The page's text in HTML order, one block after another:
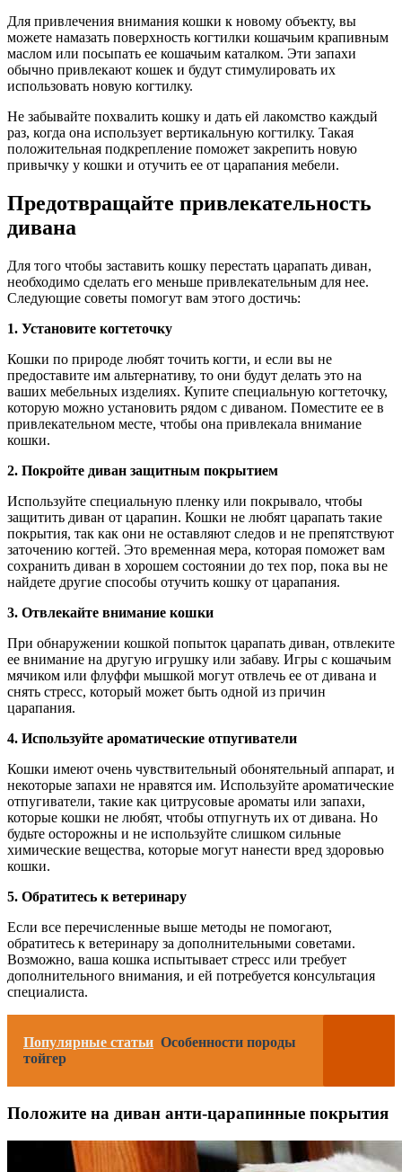
Для привлечения внимания кошки к новому объекту, вы
можете намазать поверхность когтилки кошачьим крапивным
маслом или посыпать ее кошачьим каталком. Эти запахи
обычно привлекают кошек и будут стимулировать их
использовать новую когтилку.
Не забывайте похвалить кошку и дать ей лакомство каждый
раз, когда она использует вертикальную когтилку. Такая
положительная подкрепление поможет закрепить новую
привычку у кошки и отучить ее от царапания мебели.
Предотвращайте привлекательность
дивана
Для того чтобы заставить кошку перестать царапать диван,
необходимо сделать его меньше привлекательным для нее.
Следующие советы помогут вам этого достичь:
1. Установите когтеточку
Кошки по природе любят точить когти, и если вы не
предоставите им альтернативу, то они будут делать это на
ваших мебельных изделиях. Купите специальную когтеточку,
которую можно установить рядом с диваном. Поместите ее в
привлекательном месте, чтобы она привлекала внимание
кошки.
2. Покройте диван защитным покрытием
Используйте специальную пленку или покрывало, чтобы
защитить диван от царапин. Кошки не любят царапать такие
покрытия, так как они не оставляют следов и не препятствуют
заточению когтей. Это временная мера, которая поможет вам
сохранить диван в хорошем состоянии до тех пор, пока вы не
найдете другие способы отучить кошку от царапания.
3. Отвлекайте внимание кошки
При обнаружении кошкой попыток царапать диван, отвлеките
ее внимание на другую игрушку или забаву. Игры с кошачьим
мячиком или флуффи мышкой могут отвлечь ее от дивана и
снять стресс, который может быть одной из причин
царапания.
4. Используйте ароматические отпугиватели
Кошки имеют очень чувствительный обонятельный аппарат, и
некоторые запахи не нравятся им. Используйте ароматические
отпугиватели, такие как цитрусовые ароматы или запахи,
которые кошки не любят, чтобы отпугнуть их от дивана. Но
будьте осторожны и не используйте слишком сильные
химические вещества, которые могут нанести вред здоровью
кошки.
5. Обратитесь к ветеринару
Если все перечисленные выше методы не помогают,
обратитесь к ветеринару за дополнительными советами.
Возможно, ваша кошка испытывает стресс или требует
дополнительного внимания, и ей потребуется консультация
специалиста.
Популярные статьи Особенности породы
тойгер
Положите на диван анти-царапинные покрытия